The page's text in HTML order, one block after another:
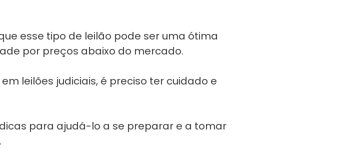
esse tipo de leilão pode ser uma ótima
por preços abaixo do mercado.
leilões judiciais, é preciso ter cuidado e
para ajudá-lo a se preparar e a tomar